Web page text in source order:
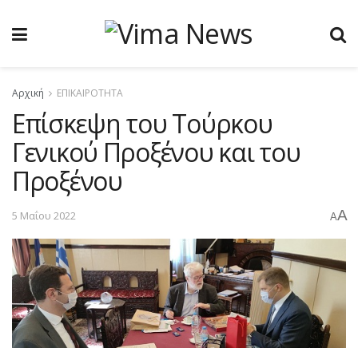
Αρχική ΕΠΙΚΑΙΡΟΤΗΤΑ
Επίσκεψη του Τούρκου
Γενικού Προξένου και του
Προξένου
5 Μαΐου 2022 AA